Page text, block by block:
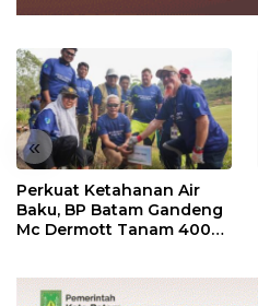
«
Perkuat Ketahanan Air
Baku, BP Batam Gandeng
Mc Dermott Tanam 400